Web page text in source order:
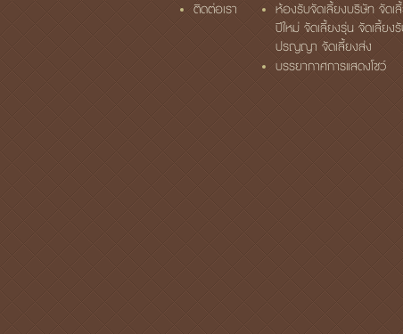
ติดต่อเรา
ห้องรับจัดเลี้ยงบริษัท จัดเ
ปีใหม่ จัดเลี้ยงรุ่น จัดเลี้ยง
ปรญญา จัดเลี้ยงส่ง
บรรยากาศการแสดงโชว์